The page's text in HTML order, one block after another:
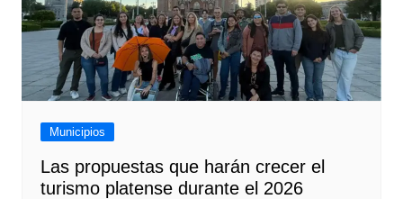
Municipios
Las propuestas que harán crecer el
turismo platense durante el 2026